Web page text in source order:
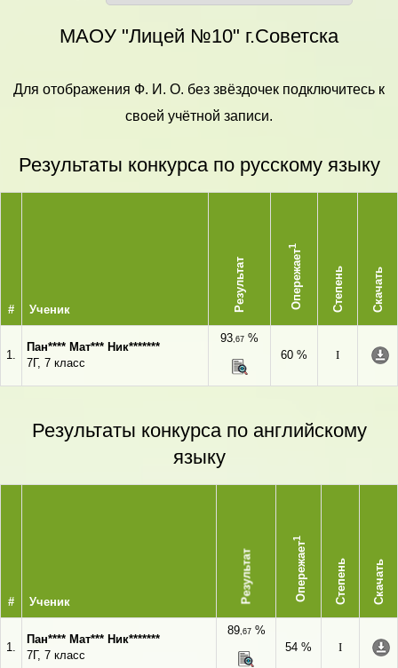
МАОУ "Лицей №10" г.Советска
Для отображения Ф. И. О. без звёздочек подключитесь к
своей учётной записи.
Результаты конкурса по русскому языку
# Ученик Результат Опережает
1
Степень Скачать
1.
Пан**** Мат*** Ник*******
7Г, 7 класс
93,67 %
60 %
I
Результаты конкурса по английскому
языку
# Ученик Результат Опережает
1
Степень Скачать
1.
Пан**** Мат*** Ник*******
7Г, 7 класс
89,67%
54 %
I